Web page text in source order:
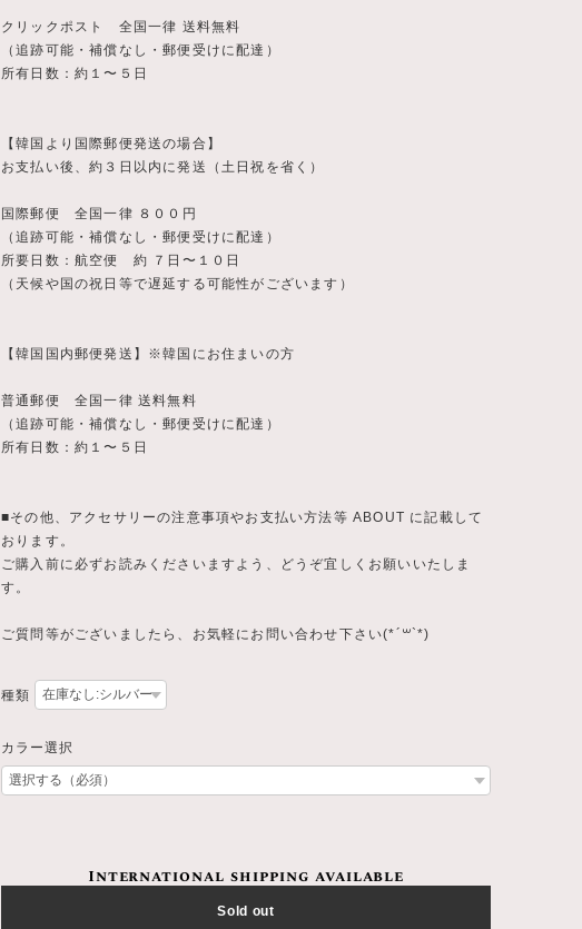
クリックポスト 全国一律 送料無料
（追跡可能・補償なし・郵便受けに配達）
所有日数：約１〜５日
【韓国より国際郵便発送の場合】
お支払い後、約３日以内に発送（土日祝を省く）
国際郵便 全国一律 ８００円
（追跡可能・補償なし・郵便受けに配達）
所要日数：航空便 約 ７日〜１０日
（天候や国の祝日等で遅延する可能性がございます）
【韓国国内郵便発送】※韓国にお住まいの方
普通郵便 全国一律 送料無料
（追跡可能・補償なし・郵便受けに配達）
所有日数：約１〜５日
■その他、アクセサリーの注意事項やお支払い方法等 ABOUT に記載して
おります。
ご購入前に必ずお読みくださいますよう、どうぞ宜しくお願いいたしま
す。
ご質問等がございましたら、お気軽にお問い合わせ下さい(*´꒳`*)
種類
カラー選択
International shipping available
Sold out